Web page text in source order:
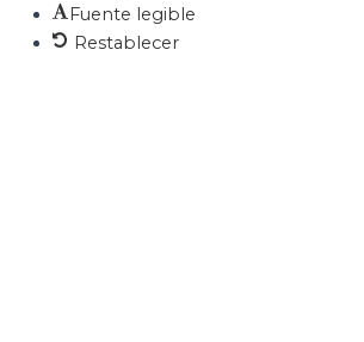
Fuente legible
Restablecer